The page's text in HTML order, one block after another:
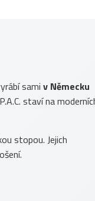
sami v Německu
staví na
stopou. Jejich